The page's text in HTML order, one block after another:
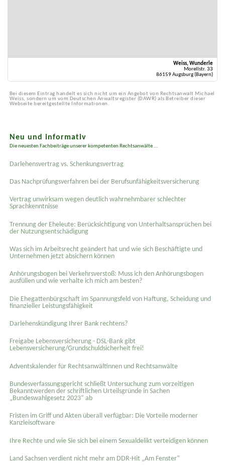
Weiss, Wunderle
Morellstr. 33
86159 Augsburg (Bayern)
Bei diesem Eintrag handelt es sich nicht um ein Angebot von Rechtsanwalt Michael
Weiss, sondern um vom Deutschen Anwaltsregister (DAWR) als Betreiber dieser
Webseite bereitgestellte Informationen.
Neu und informativ
Die neuesten Fachbeiträge unserer kompetenten Rechtsanwälte ...
Darlehensvertrag vs. Schenkungsvertrag
Das Nachprüfungsverfahren bei der Berufsunfähigkeitsversicherung
Vertrag unwirksam wegen deutlich wahrnehmbarer schlechter
Sprachkenntnisse
Trennung der Eheleute: Berücksichtigung von Unterhaltsansprüchen bei
der Nutzungsentschädigung
Was sich im Arbeitsrecht geändert hat und wie sich Beschäftigte und
Unternehmen jetzt absichern können
Anhörungsbogen bei Verkehrsverstoß: Muss ich den Anhörungsbogen
ausfüllen und wie verhalte ich mich am besten?
Die Ehegattenbürgschaft im Spannungsfeld von Haftung, Scheidung und
finanzieller Leistungsfähigkeit
Darlehenskündigung Ihrer Bank rechtens?
Freigabe Lebensversicherung - DSL-Bank gibt
Lebensversicherung/Grundschuldsicherheit frei!
Adventskalender für Rechtsanwältinnen und Rechtsanwälte
Bundesverfassungsgericht schließt Untersuchung zum vorzeitigen
Bekanntwerden der schriftlichen Urteilsgründe in Sachen
„Bundeswahlgesetz 2023“ ab
Fristen im Griff und Akten überall verfügbar: Die Vorteile moderner
Kanzleisoftware
Ihre Rechte und wie Sie sich bei einem Sexual­delikt verteidigen können
Land Sachsen verdient nicht mehr am DDR-Hit „Am Fenster“